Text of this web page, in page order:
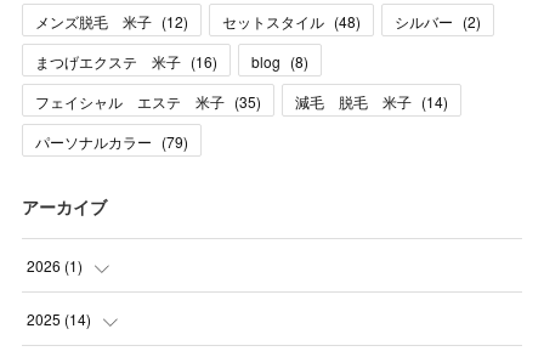
メンズ脱毛 米子 (12) セットスタイル (48) シルバー (2)
まつげエクステ 米子 (16) blog (8)
フェイシャル エステ 米子 (35) 減毛 脱毛 米子 (14)
パーソナルカラー (79)
アーカイブ
2026 (1)
(1
2025 (14)